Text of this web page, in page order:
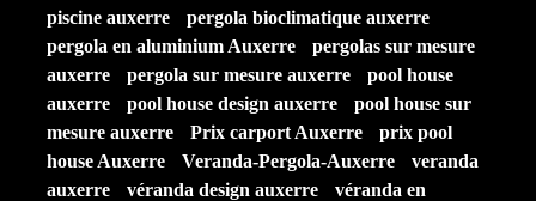
piscine auxerre
pergola bioclimatique auxerre
pergola en aluminium Auxerre
pergolas sur mesure
auxerre
pergola sur mesure auxerre
pool house
auxerre
pool house design auxerre
pool house sur
mesure auxerre
Prix carport Auxerre
prix pool
house Auxerre
Veranda-Pergola-Auxerre
veranda
auxerre
véranda design auxerre
véranda en